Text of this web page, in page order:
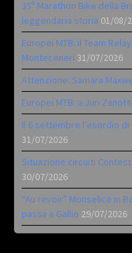
35ª Marathon Bike della
leggendaria storia 01/08/
Europei MTB: il Team
Monteceneri 31/07/2026
Attenzione: Samara
Europei MTB: a Juri
Il 6 settembre l’esordio di
31/07/2026
Situazione circuiti
30/07/2026
“Au revoir” Monselice in
passa a Gallio 29/07/2026